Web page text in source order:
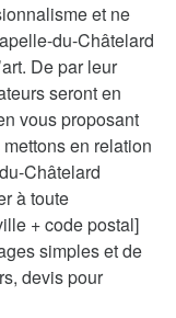
et ne
du-Châtelard
De par leur
seront en
vous proposant
en relation
Châtelard
à toute
+ code postal]
simples et de
devis pour